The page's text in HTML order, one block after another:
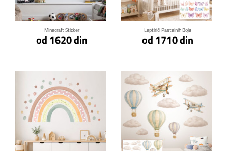
Minecraft Sticker
od 1620 din
Leptirići Pastelnih Boja
od 1710 din
Klikni za detalje Klikni za detalje